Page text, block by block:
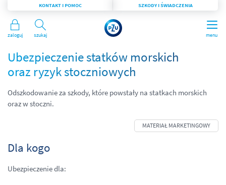
menu
Szukaj
KONTAKT I POMOC SZKODY I ŚWIADCZENIA
Zaloguj
Ubezpieczenie statków morskich
oraz ryzyk stoczniowych
Odszkodowanie za szkody, które powstały na statkach morskich
oraz w stoczni.
Dla kogo
Ubezpieczenie dla: